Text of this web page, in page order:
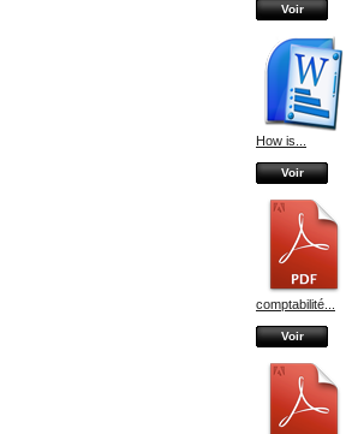
Voir
How is...
Voir
comptabilité...
Voir